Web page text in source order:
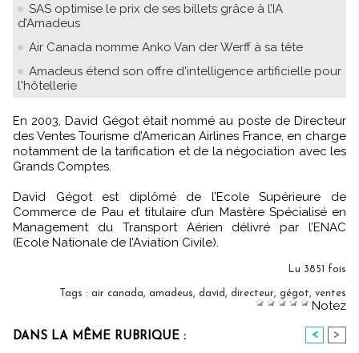
SAS optimise le prix de ses billets grâce à l’IA
d’Amadeus
Air Canada nomme Anko Van der Werff à sa tête
Amadeus étend son offre d'intelligence artificielle pour
l'hôtellerie
En 2003, David Gégot était nommé au poste de Directeur
des Ventes Tourisme d’American Airlines France, en charge
notamment de la tarification et de la négociation avec les
Grands Comptes.
David Gégot est diplômé de l’Ecole Supérieure de
Commerce de Pau et titulaire d’un Mastère Spécialisé en
Management du Transport Aérien délivré par l’ENAC
(Ecole Nationale de l’Aviation Civile).
Lu 3851 fois
Tags : air canada amadeus david directeur gégot ventes
Notez
DANS LA MÊME RUBRIQUE : < >